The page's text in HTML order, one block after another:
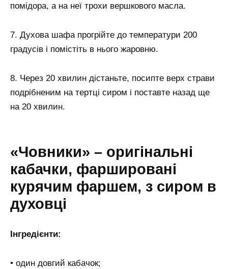
помідора, а на неї трохи вершкового масла.
7. Духова шафа прогрійте до температури 200
градусів і помістіть в нього жаровню.
8. Через 20 хвилин дістаньте, посипте верх страви
подрібненим на тертці сиром і поставте назад ще
на 20 хвилин.
«Човники» – оригінальні
кабачки, фаршировані
курячим фаршем, з сиром в
духовці
Інгредієнти:
• один довгий кабачок;